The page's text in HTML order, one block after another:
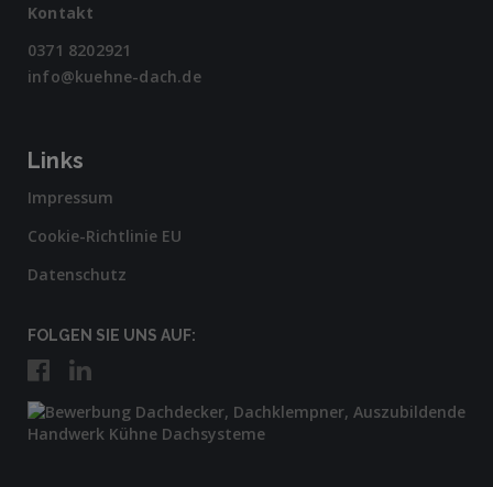
Kontakt
0371 8202921
info@kuehne-dach.de
Links
Impressum
Cookie-Richtlinie EU
Datenschutz
FOLGEN SIE UNS AUF: